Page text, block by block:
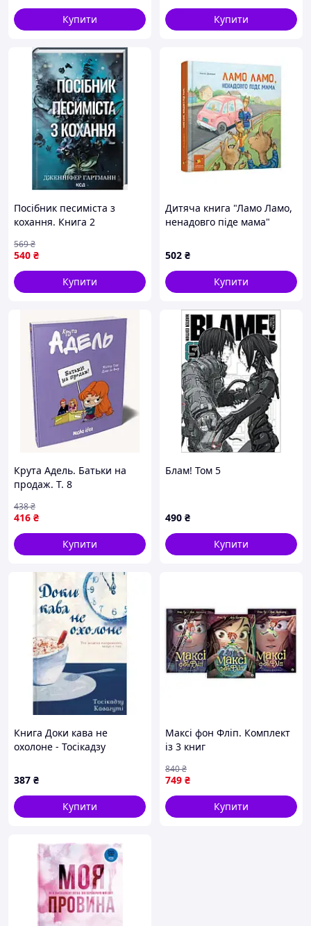
Купити
Купити
Посібник песиміста з
кохання. Книга 2
540 ₴
569₴
Купити
Дитяча книга "Ламо Ламо,
ненадовго піде мама"
502 ₴
Купити
Крута Адель. Батьки на
продаж. Т. 8
416 ₴
438₴
Купити
Блам! Том 5
490 ₴
Купити
Книга Доки кава не
охолоне - Тосікадзу
(9786171513525)
387 ₴
Купити
Максі фон Фліп. Комплект
із 3 книг
749 ₴
840₴
Купити